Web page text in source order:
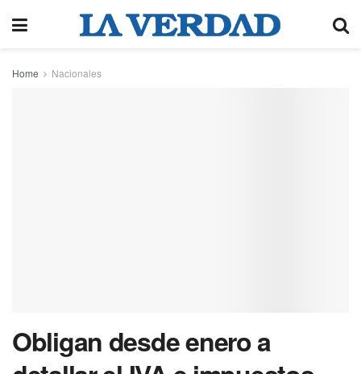
Home Nacionales
Obligan desde enero a